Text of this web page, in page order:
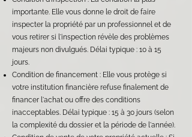
importante. Elle vous donne le droit de faire
inspecter la propriété par un professionnel et de
vous retirer si l'inspection révèle des problèmes
majeurs non divulgués. Délai typique : 10 à 15
jours.
Condition de financement : Elle vous protège si
votre institution financière refuse finalement de
financer l'achat ou offre des conditions
inacceptables. Délai typique : 15 à 30 jours (selon
la complexité du dossier et la période de l'année).